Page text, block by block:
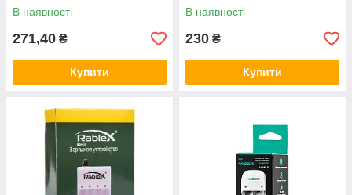
В наявності
271,40 ₴
Купити
В наявності
230 ₴
Купити